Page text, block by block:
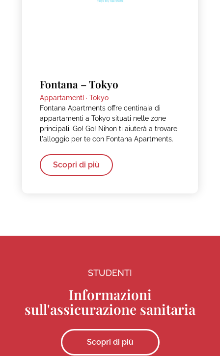
Fontana – Tokyo
Appartamenti · Tokyo
Fontana Apartments offre centinaia di
appartamenti a Tokyo situati nelle zone
principali. Go! Go! Nihon ti aiuterà a trovare
l'alloggio per te con Fontana Apartments.
Scopri di più
STUDENTI
Informazioni
sull'assicurazione sanitaria
Scopri di più